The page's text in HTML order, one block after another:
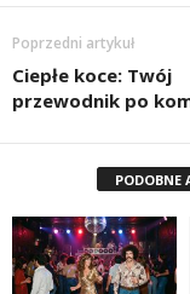
Poprzedni artykuł
Ciepłe koce: Twój
przewodnik po
PODOBNE